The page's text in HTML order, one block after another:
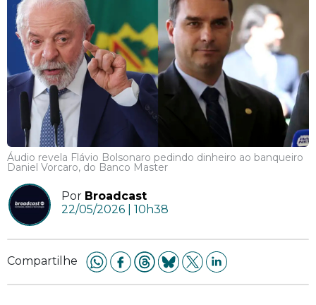
Áudio revela Flávio Bolsonaro pedindo dinheiro ao banqueiro
Daniel Vorcaro, do Banco Master
Por Broadcast
22/05/2026 | 10h38
Compartilhe